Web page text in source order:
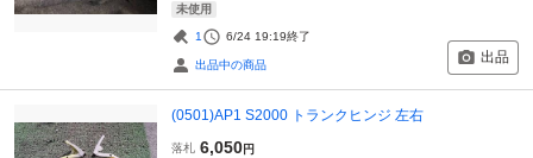
未使用
1 6/24 19:19終了
出品中の商品 出品
(0501)AP1 S2000 トランクヒンジ 左右
落札 6,050円